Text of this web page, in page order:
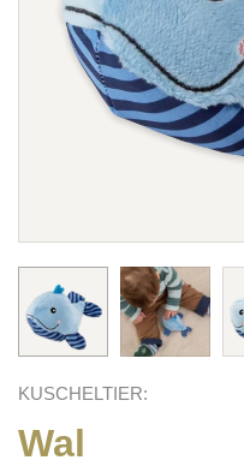
KUSCHELTIER:
Wal